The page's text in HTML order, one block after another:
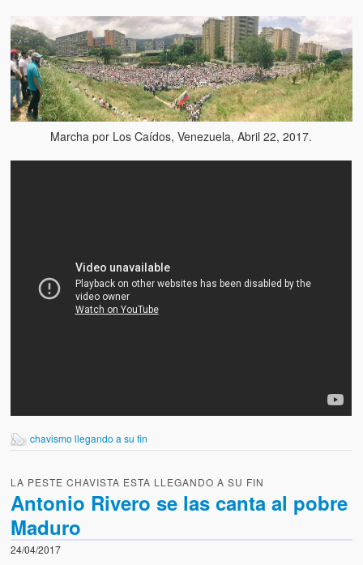
Marcha por Los Caídos, Venezuela, Abril 22, 2017.
chavismo llegando a su fin
LA PESTE CHAVISTA ESTA LLEGANDO A SU FIN
Antonio Rivero se las canta al pobre
Maduro
24/04/2017